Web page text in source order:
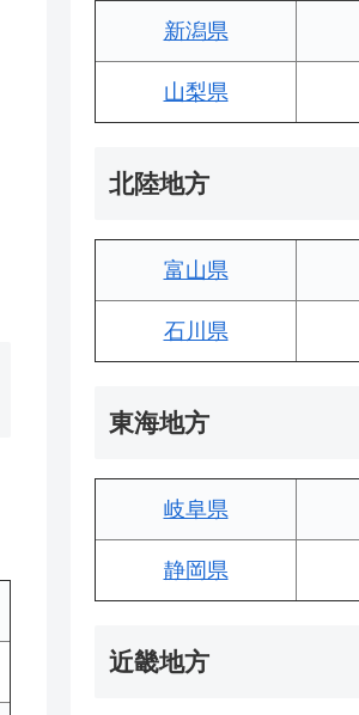
新潟県
山梨県
北陸地方
富山県
石川県
東海地方
岐阜県
静岡県
近畿地方